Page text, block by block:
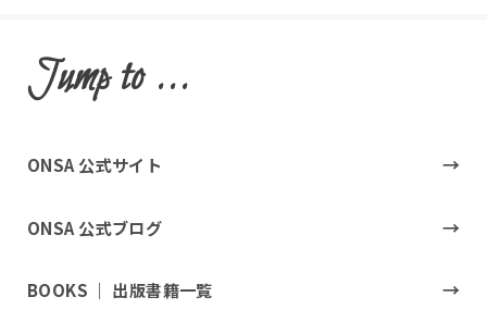
Jump to ...
ONSA 公式サイト
ONSA 公式ブログ
BOOKS ｜ 出版書籍一覧